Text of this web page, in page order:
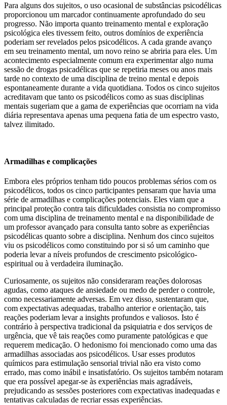
Para alguns dos sujeitos, o uso ocasional de substâncias psicodélicas
proporcionou um marcador continuamente aprofundado do seu
progresso. Não importa quanto treinamento mental e exploração
psicológica eles tivessem feito, outros domínios de experiência
poderiam ser revelados pelos psicodélicos. A cada grande avanço
em seu treinamento mental, um novo reino se abriria para eles. Um
acontecimento especialmente comum era experimentar algo numa
sessão de drogas psicadélicas que se repetiria meses ou anos mais
tarde no contexto de uma disciplina de treino mental e depois
espontaneamente durante a vida quotidiana. Todos os cinco sujeitos
acreditavam que tanto os psicodélicos como as suas disciplinas
mentais sugeriam que a gama de experiências que ocorriam na vida
diária representava apenas uma pequena fatia de um espectro vasto,
talvez ilimitado.
Armadilhas e complicações
Embora eles próprios tenham tido poucos problemas sérios com os
psicodélicos, todos os cinco participantes pensaram que havia uma
série de armadilhas e complicações potenciais. Eles viam que a
principal proteção contra tais dificuldades consistia no compromisso
com uma disciplina de treinamento mental e na disponibilidade de
um professor avançado para consulta tanto sobre as experiências
psicodélicas quanto sobre a disciplina. Nenhum dos cinco sujeitos
viu os psicodélicos como constituindo por si só um caminho que
poderia levar a níveis profundos de crescimento psicológico-
espiritual ou à verdadeira iluminação.
Curiosamente, os sujeitos não consideraram reações dolorosas
agudas, como ataques de ansiedade ou medo de perder o controle,
como necessariamente adversas. Em vez disso, sustentaram que,
com expectativas adequadas, trabalho anterior e orientação, tais
reações poderiam levar a insights profundos e valiosos. Isto é
contrário à perspectiva tradicional da psiquiatria e dos serviços de
urgência, que vê tais reações como puramente patológicas e que
requerem medicação. O hedonismo foi mencionado como uma das
armadilhas associadas aos psicodélicos. Usar esses produtos
químicos para estimulação sensorial trivial não era visto como
errado, mas como inábil e insatisfatório. Os sujeitos também notaram
que era possível apegar-se às experiências mais agradáveis,
prejudicando as sessões posteriores com expectativas inadequadas e
tentativas calculadas de recriar essas experiências.